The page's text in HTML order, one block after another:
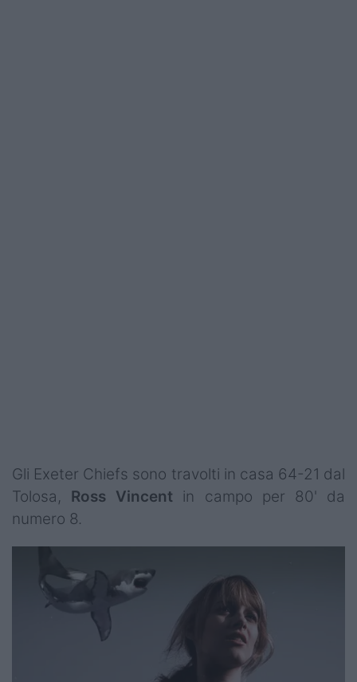
Gli Exeter Chiefs sono travolti in casa 64-21 dal
Tolosa, Ross Vincent in campo per 80' da
numero 8.